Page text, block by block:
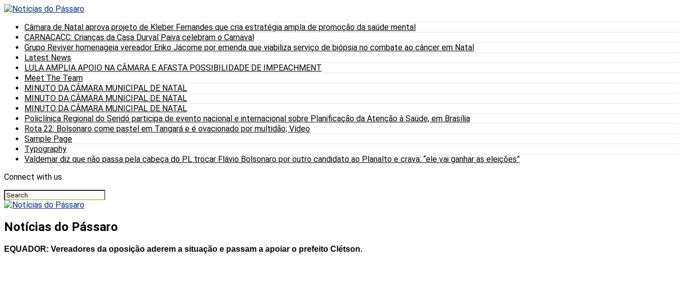
Câmara de Natal aprova projeto de Kleber Fernandes que cria estratégia ampla de promoção da saúde mental
CARNACACC: Crianças da Casa Durval Paiva celebram o Carnaval
Grupo Reviver homenageia vereador Eriko Jácome por emenda que viabiliza serviço de biópsia no combate ao câncer em Natal
Latest News
LULA AMPLIA APOIO NA CÂMARA E AFASTA POSSIBILIDADE DE IMPEACHMENT
Meet The Team
MINUTO DA CÂMARA MUNICIPAL DE NATAL
MINUTO DA CÂMARA MUNICIPAL DE NATAL
MINUTO DA CÂMARA MUNICIPAL DE NATAL
Policlínica Regional do Seridó participa de evento nacional e internacional sobre Planificação da Atenção à Saúde, em Brasília
Rota 22: Bolsonaro come pastel em Tangará e é ovacionado por multidão; Vídeo
Sample Page
Typography
Valdemar diz que não passa pela cabeça do PL trocar Flávio Bolsonaro por outro candidato ao Planalto e crava: “ele vai ganhar as eleições”
Connect with us
Notícias do Pássaro
EQUADOR: Vereadores da oposição aderem a situação e passam a apoiar o prefeito Clétson.